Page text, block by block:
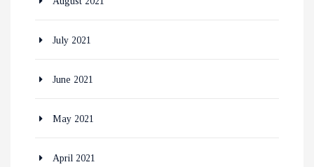
July 2021
June 2021
May 2021
April 2021